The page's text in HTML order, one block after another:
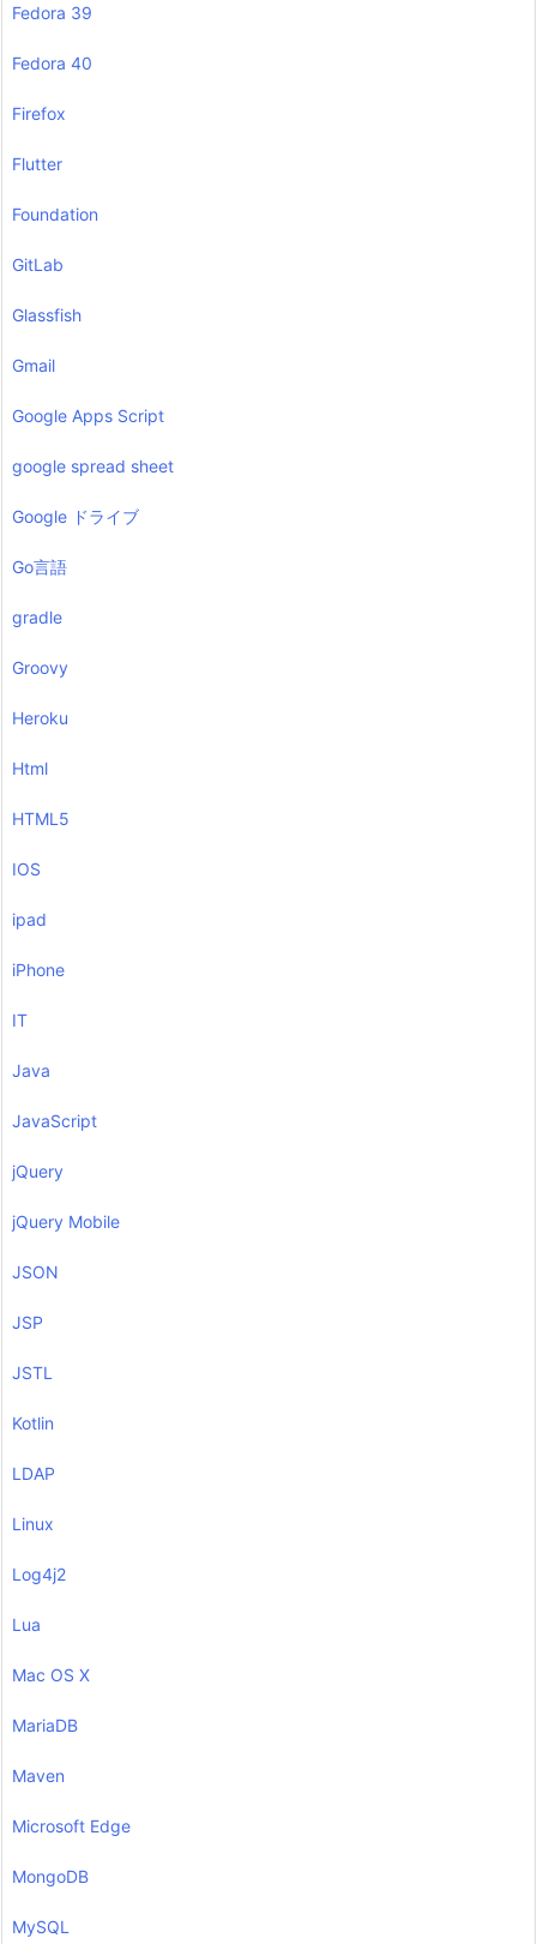
Fedora 39
Fedora 40
Firefox
Flutter
Foundation
GitLab
Glassfish
Gmail
Google Apps Script
google spread sheet
Google ドライブ
Go言語
gradle
Groovy
Heroku
Html
HTML5
IOS
ipad
iPhone
IT
Java
JavaScript
jQuery
jQuery Mobile
JSON
JSP
JSTL
Kotlin
LDAP
Linux
Log4j2
Lua
Mac OS X
MariaDB
Maven
Microsoft Edge
MongoDB
MySQL